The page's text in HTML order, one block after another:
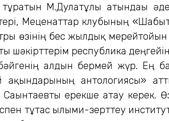
М.Дулатұлы атындағы
Меценаттар клубының
өзінің бес жылдық
шәкірттерім республика
алдын бермей жүр. Ең
ақындарының антологиясы»
ерекше атау керек.
тұтас ғылыми-зерттеу